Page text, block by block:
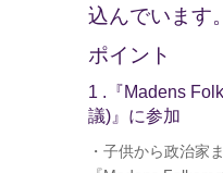
込んでいます。
ポイント
1 .『Madens
議)』に参加
・子供から政治家